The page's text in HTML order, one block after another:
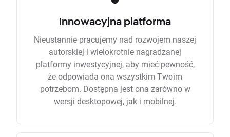
Innowacyjna platforma
Nieustannie pracujemy nad rozwojem naszej
autorskiej i wielokrotnie nagradzanej
platformy inwestycyjnej, aby mieć pewność,
że odpowiada ona wszystkim Twoim
potrzebom. Dostępna jest ona zarówno w
wersji desktopowej, jak i mobilnej.